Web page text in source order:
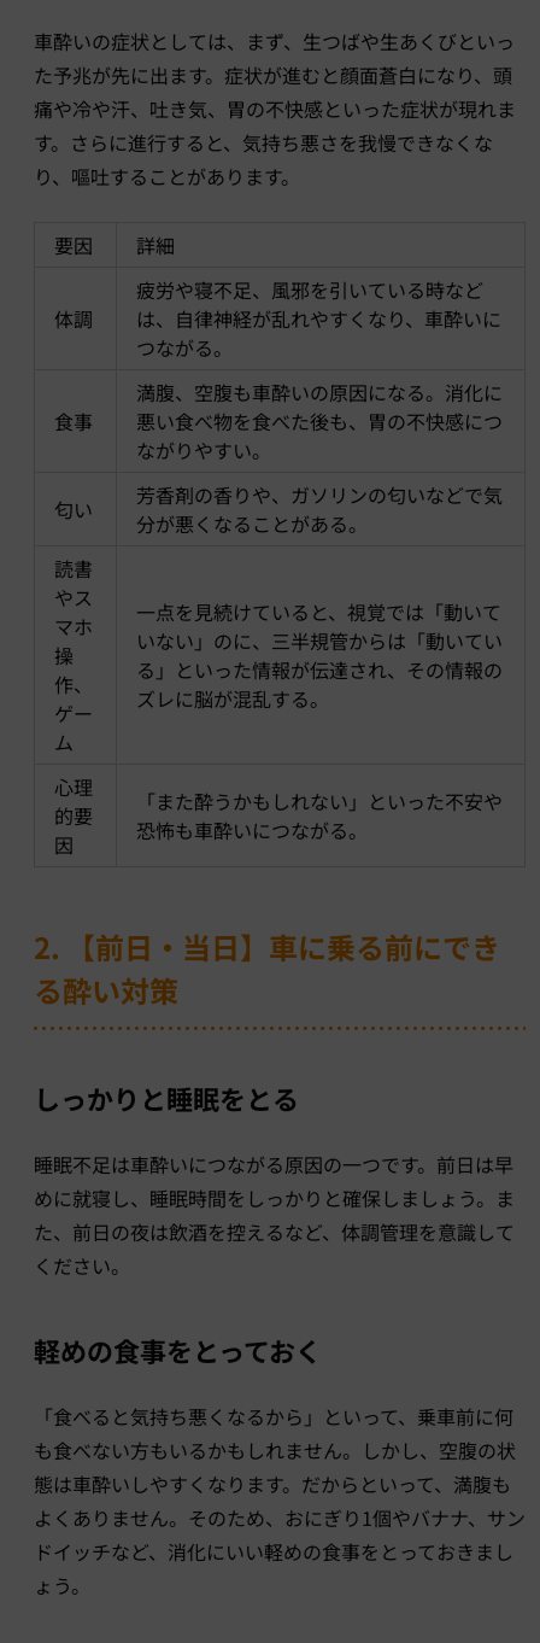
車酔いの症状としては、まず、生つばや生あくびといっ
た予兆が先に出ます。症状が進むと顔面蒼白になり、頭
痛や冷や汗、吐き気、胃の不快感といった症状が現れま
す。さらに進行すると、気持ち悪さを我慢できなくな
り、嘔吐することがあります。
要因 詳細
体調
疲労や寝不足、風邪を引いている時など
は、自律神経が乱れやすくなり、車酔いに
つながる。
食事
満腹、空腹も車酔いの原因になる。消化に
悪い食べ物を食べた後も、胃の不快感につ
ながりやすい。
匂い
芳香剤の香りや、ガソリンの匂いなどで気
分が悪くなることがある。
読書
やス
マホ
操
作、
ゲー
ム
一点を見続けていると、視覚では「動いて
いない」のに、三半規管からは「動いてい
る」といった情報が伝達され、その情報の
ズレに脳が混乱する。
心理
的要
因
「また酔うかもしれない」といった不安や
恐怖も車酔いにつながる。
2. 【前日・当日】車に乗る前にでき
る酔い対策
しっかりと睡眠をとる
睡眠不足は車酔いにつながる原因の一つです。前日は早
めに就寝し、睡眠時間をしっかりと確保しましょう。ま
た、前日の夜は飲酒を控えるなど、体調管理を意識して
ください。
軽めの食事をとっておく
「食べると気持ち悪くなるから」といって、乗車前に何
も食べない方もいるかもしれません。しかし、空腹の状
態は車酔いしやすくなります。だからといって、満腹も
よくありません。そのため、おにぎり1個やバナナ、サン
ドイッチなど、消化にいい軽めの食事をとっておきまし
ょう。